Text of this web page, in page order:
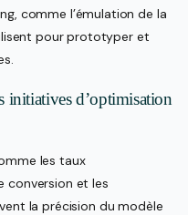
comme l’émulation de la
pour prototyper et
initiatives d’optimisation
les taux
conversion et les
la précision du modèle